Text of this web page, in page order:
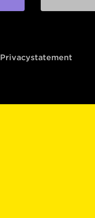
Privacystatement